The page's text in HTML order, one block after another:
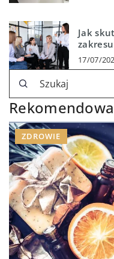
Jak
17/07/
ZDROWIE